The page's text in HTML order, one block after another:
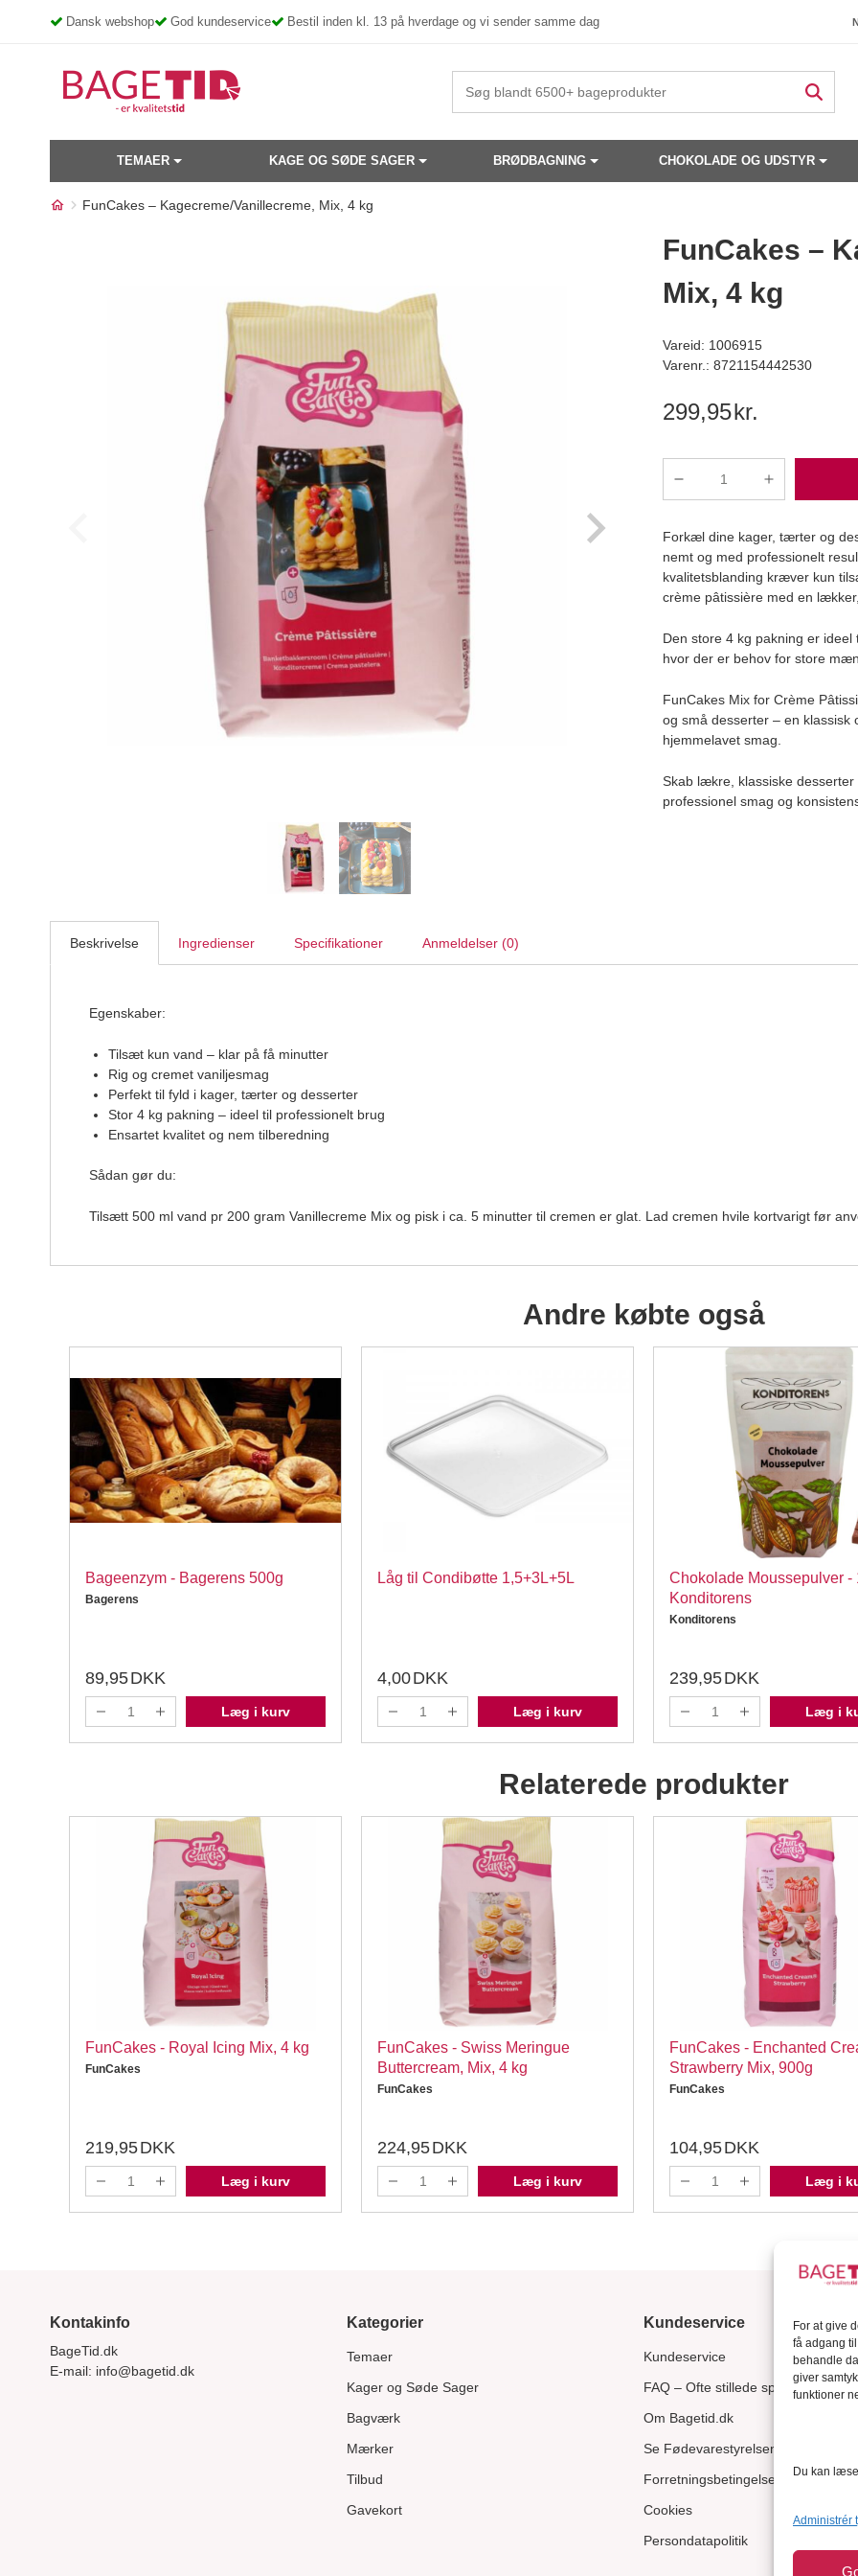
For at give
få adgang
behandle
giver
funktioner
Du kan
Administrér
Dansk webshop God kundeservice Bestil inden kl. 13 på hverdage og vi sender samme dag
TEMAER KAGE OG SØDE SAGER BRØDBAGNING CHOKOLADE OG UDSTYR
FunCakes – Kagecreme/Vanillecreme, Mix, 4 kg
Måske kunne nogle af disse produkter have din interesse?
Callebaut Chokolade Callets mørk 811 54,5% - 2,5 kg
FunCakes –
Mix, 4 kg
Vareid: 1006915
Varenr.: 8721154442530
299,95kr.
FunCakes
Forkæl dine kager, tærter og
nemt og med professionelt
kvalitetsblanding kræver kun
crème pâtissière med en
Den store 4 kg pakning er
hvor der er behov for store
FunCakes Mix for Crème
og små desserter – en klassisk
hjemmelavet smag.
Skab lækre, klassiske
professionel smag og
Beskrivelse Ingredienser Specifikationer Anmeldelser (0)
Egenskaber:
Tilsæt kun vand – klar på få minutter
Rig og cremet vaniljesmag
Perfekt til fyld i kager, tærter og desserter
Stor 4 kg pakning – ideel til professionelt brug
Ensartet kvalitet og nem tilberedning
Sådan gør du:
Tilsætt 500 ml vand pr 200 gram Vanillecreme Mix og pisk i ca. 5 minutter til cremen er glat. Lad cremen hvile kortvarigt før
Andre købte også
Bageenzym - Bagerens 500g
Bagerens
89,95DKK
Læg i kurv
Låg til Condibøtte 1,5+3L+5L
4,00DKK
Læg i kurv
Chokolade Moussepulver -
Konditorens
Konditorens
239,95DKK
Læg i
Relaterede produkter
FunCakes - Royal Icing Mix, 4 kg
FunCakes
219,95DKK
Læg i kurv
FunCakes - Swiss Meringue
Buttercream, Mix, 4 kg
FunCakes
224,95DKK
Læg i kurv
FunCakes - Enchanted
Strawberry Mix, 900g
FunCakes
104,95DKK
Læg i
Kontakinfo
BageTid.dk
E-mail: info@bagetid.dk
Kategorier
Temaer
Kager og Søde Sager
Bagværk
Mærker
Tilbud
Gavekort
Kundeservice
Kundeservice
FAQ – Ofte stillede spørgsmål
Om Bagetid.dk
Se Fødevarestyrelsens smiley-
Forretningsbetingelser
Cookies
Persondatapolitik